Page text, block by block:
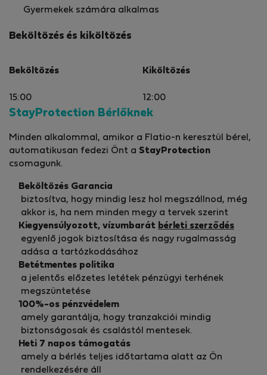
Gyermekek számára alkalmas
Beköltözés és kiköltözés
Beköltözés
15:00
Kiköltözés
12:00
StayProtection Bérlőknek
Minden alkalommal, amikor a Flatio-n keresztül bérel,
automatikusan fedezi Önt a StayProtection
csomagunk.
Beköltözés Garancia
biztosítva, hogy mindig lesz hol megszállnod, még
akkor is, ha nem minden megy a tervek szerint
Kiegyensúlyozott, vízumbarát bérleti szerződés
egyenlő jogok biztosítása és nagy rugalmasság
adása a tartózkodásához
Betétmentes politika
a jelentős előzetes letétek pénzügyi terhének
megszüntetése
100%-os pénzvédelem
amely garantálja, hogy tranzakciói mindig
biztonságosak és csalástól mentesek.
Heti 7 napos támogatás
amely a bérlés teljes időtartama alatt az Ön
rendelkezésére áll